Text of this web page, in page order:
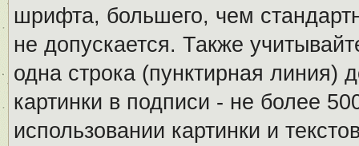
шрифта, большего, чем
не допускается. Также
одна строка (пунктирная линия)
картинки в подписи - не более
использовании картинки и